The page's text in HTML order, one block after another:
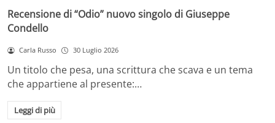
Recensione di “Odio” nuovo singolo di Giuseppe
Condello
Carla Russo 30 Luglio 2026
Un titolo che pesa, una scrittura che scava e un tema
che appartiene al presente:…
Leggi di più